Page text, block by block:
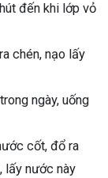
đến khi lớp vỏ
chén, nạo lấy
ngày, uống
cốt, đổ ra
lấy nước này